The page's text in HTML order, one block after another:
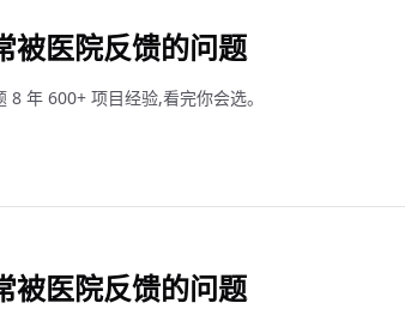
被医院反馈的问题
年 600+ 项目经验,看完你会选。
被医院反馈的问题